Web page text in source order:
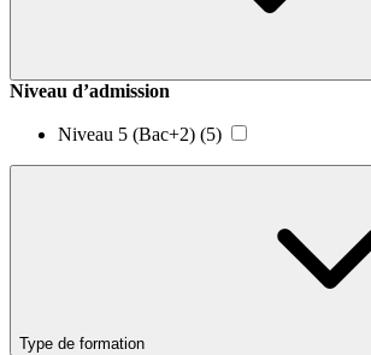
Niveau d’admission
Niveau 5 (Bac+2) (5)
Type de formation